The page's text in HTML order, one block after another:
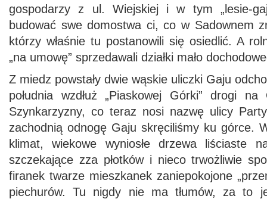
gospodarzy z ul. Wiejskiej i w tym „lesie-
budować swe domostwa ci, co w Sadownem
którzy właśnie tu postanowili się osiedlić. A
„na umowę” sprzedawali działki mało
Z miedz powstały dwie wąskie uliczki Gaju
południa wzdłuż „Piaskowej Górki” drogi
Szynkarzyzny, co teraz nosi nazwę ulicy
zachodnią odnogę Gaju skręciliśmy ku górce.
klimat, wiekowe wyniosłe drzewa liściaste
szczekające zza płotków i nieco trwożliwie
firanek twarze mieszkanek zaniepokojone
piechurów. Tu nigdy nie ma tłumów, za to